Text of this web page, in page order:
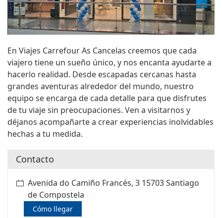
En Viajes Carrefour As Cancelas creemos que cada
viajero tiene un sueño único, y nos encanta ayudarte a
hacerlo realidad. Desde escapadas cercanas hasta
grandes aventuras alrededor del mundo, nuestro
equipo se encarga de cada detalle para que disfrutes
de tu viaje sin preocupaciones. Ven a visitarnos y
déjanos acompañarte a crear experiencias inolvidables
hechas a tu medida.
Contacto
Avenida do Camiño Francés, 3 15703 Santiago
de Compostela
Cómo llegar